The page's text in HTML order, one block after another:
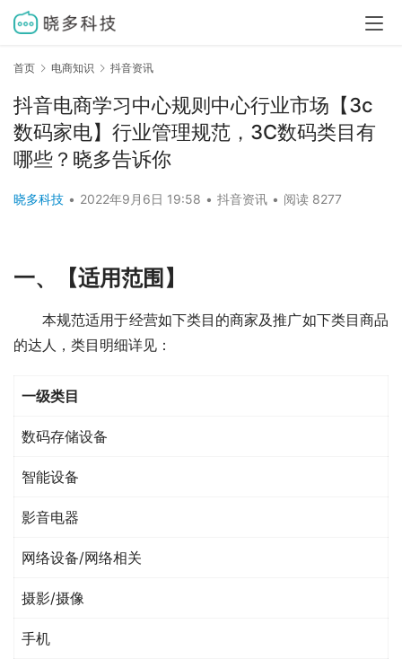
首页 电商知识 抖音资讯
抖音电商学习中心规则中心行业市场【3c
数码家电】行业管理规范，3C数码类目有
哪些？晓多告诉你
晓多科技 • 2022年9月6日 19:58 • 抖音资讯 • 阅读 8277
一、【适用范围】
本规范适用于经营如下类目的商家及推广如下类目商品
的达人，类目明细详见：
一级类目
数码存储设备
智能设备
影音电器
网络设备/网络相关
摄影/摄像
手机